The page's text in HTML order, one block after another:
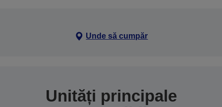
Unde să cumpăr
Unități principale